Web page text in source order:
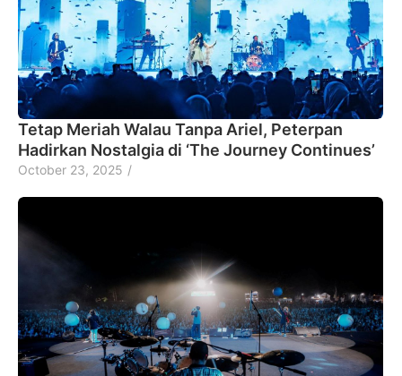
Tetap Meriah Walau Tanpa Ariel, Peterpan
Hadirkan Nostalgia di ‘The Journey Continues’
October 23, 2025 /